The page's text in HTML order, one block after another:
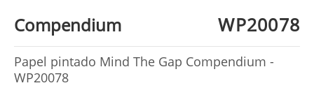
Compendium WP20078
Papel pintado Mind The Gap Compendium -
WP20078